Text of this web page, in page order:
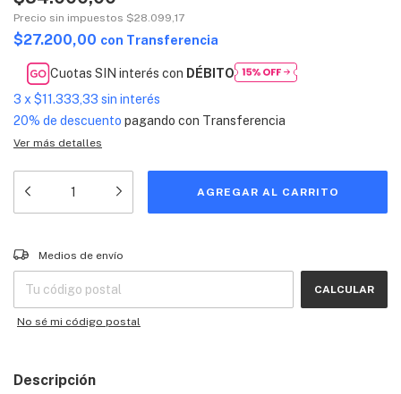
Precio sin impuestos $28.099,17
$27.200,00 con Transferencia
Cuotas SIN interés con DÉBITO
3 x $11.333,33 sin interés
20% de descuento pagando con Transferencia
Ver más detalles
Entregas para el CP:
Medios de envío
CALCULAR
No sé mi código postal
Descripción